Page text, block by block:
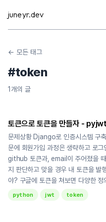
to
content
juneyr.dev
← 모든 태그
#token
1 개의 글
토큰으로 토큰을 만들자 - pyjwt
문제상황 Django로 인증시스템 구
문에 회원가입 과정은 생략하고 로
github 토큰과, email이 주어졌을
지 판단하고 맞을 경우 내 토큰을 발
야? 구글에 토큰을 쳐보면 다양한 정
python jwt token